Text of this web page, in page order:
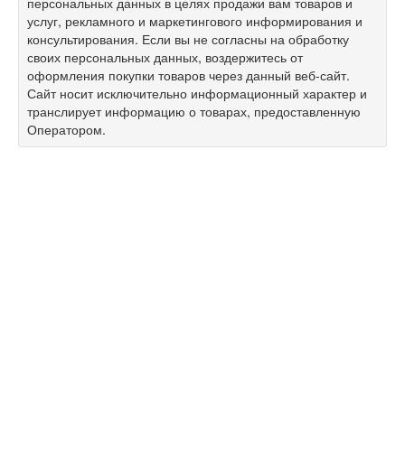
услуг, рекламного и маркетингового информирования и
консультирования. Если вы не согласны на обработку
своих персональных данных, воздержитесь от
оформления покупки товаров через данный веб-сайт.
Сайт носит исключительно информационный характер и
транслирует информацию о товарах, предоставленную
Оператором.